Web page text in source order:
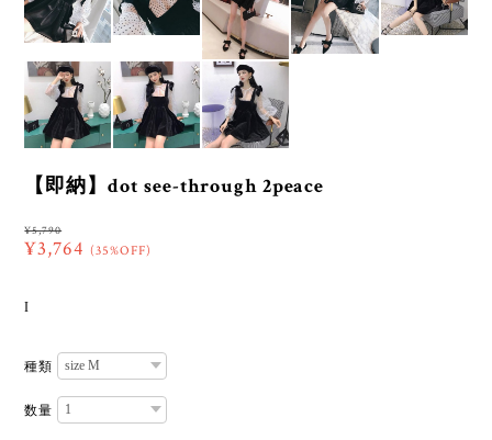
【即納】dot see-through 2peace
¥5,790
¥3,764 (35%OFF)
I
種類
数量